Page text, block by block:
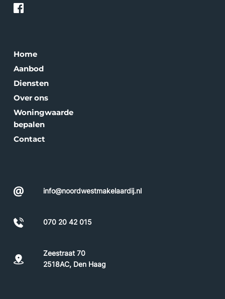
Home
Aanbod
Diensten
Over ons
Woningwaarde
bepalen
Contact
info@noordwestmakelaardij.nl
070 20 42 015
Zeestraat 70
2518AC, Den Haag